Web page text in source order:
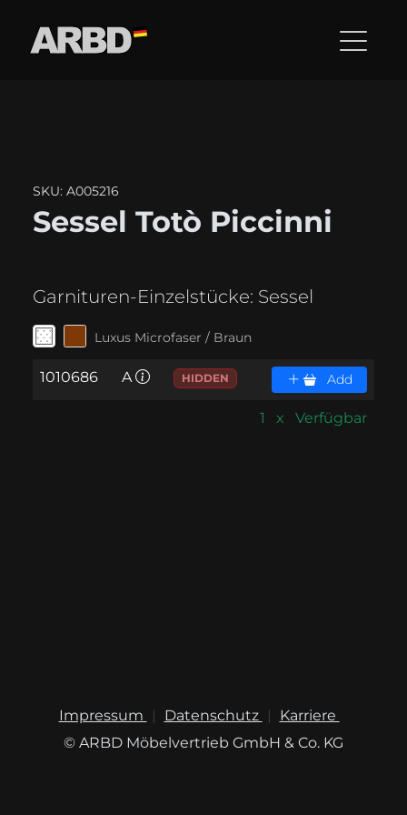
SKU: A005216
Sessel Totò Piccinni
Garnituren-Einzelstücke: Sessel
Luxus Microfaser / Braun
1010686 A HIDDEN Add
1 x Verfügbar
Impressum Datenschutz
Karriere
© ARBD Möbelvertrieb GmbH & Co. KG